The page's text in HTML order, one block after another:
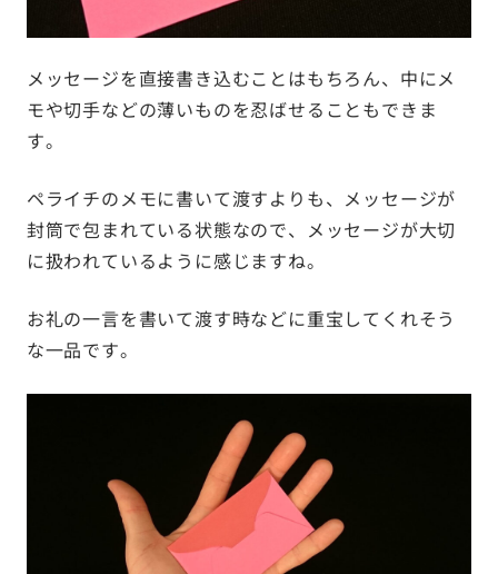
メッセージを直接書き込むことはもちろん、中にメ
モや切手などの薄いものを忍ばせることもできま
す。
ペライチのメモに書いて渡すよりも、メッセージが
封筒で包まれている状態なので、メッセージが大切
に扱われているように感じますね。
お礼の一言を書いて渡す時などに重宝してくれそう
な一品です。